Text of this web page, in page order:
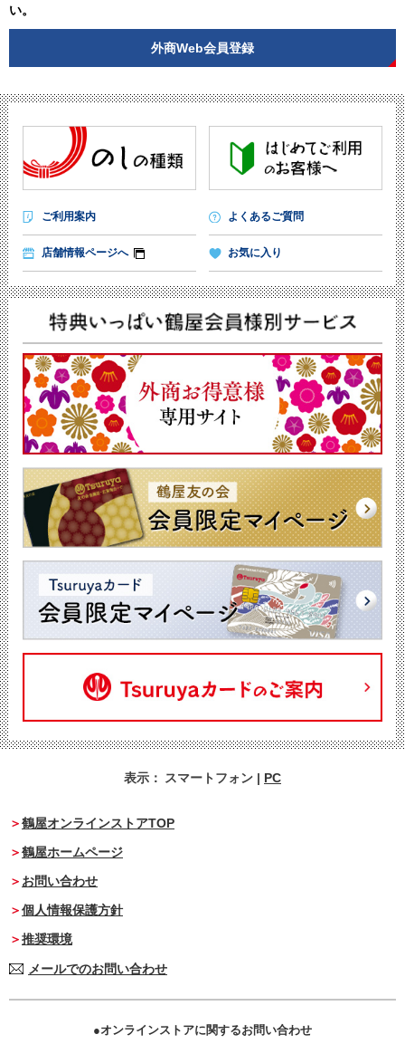
い。
外商Web会員登録
ご利用案内 よくあるご質問
店舗情報ページへ お気に入り
表示： スマートフォン | PC
鶴屋オンラインストアTOP
鶴屋ホームページ
お問い合わせ
個人情報保護方針
推奨環境
メールでのお問い合わせ
オンラインストアに関するお問い合わせ